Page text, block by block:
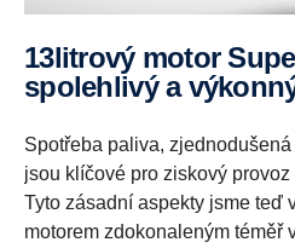
13litrový motor Super - úsporný,
spolehlivý a
Spotřeba paliva,
jsou klíčové pro ziskový
Tyto zásadní aspekty jsme teď
motorem zdokonaleným téměř